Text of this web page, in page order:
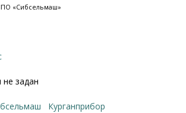
«Сибсельмаш»
не задан
Курганприбор